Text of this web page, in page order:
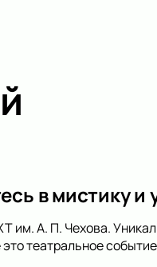
в мистику и
им. А. П. Чехова.
театральное